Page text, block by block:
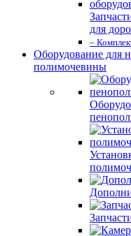
для
–
Оборудование для
полимочевины